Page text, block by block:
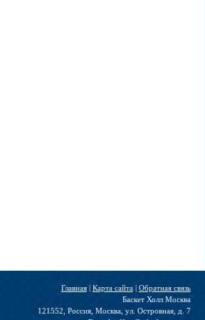
Главная| Карта сайта| Обратная связь
Баскет Холл Москва
121552, Россия, Москва, ул. Островная, д. 7